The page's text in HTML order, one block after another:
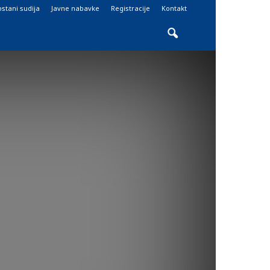
sudija Javne nabavke Registracije Kontakt